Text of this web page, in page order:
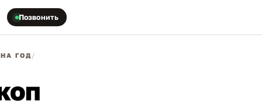
Позвонить
ГОД/